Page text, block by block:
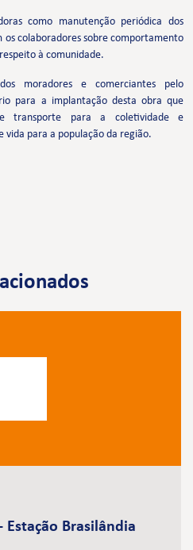
como manutenção periódica dos
colaboradores sobre comportamento
à comunidade.
moradores e comerciantes pelo
para a implantação desta obra que
transporte para a coletividade e
vida para a população da região.
Estação Brasilândia